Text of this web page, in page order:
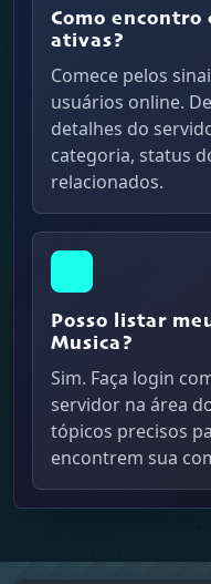
Como encontro
ativas?
Comece pelos
usuários online.
detalhes do
categoria, status
relacionados.
Posso listar
Musica?
Sim. Faça login
servidor na área
tópicos precisos
encontrem sua